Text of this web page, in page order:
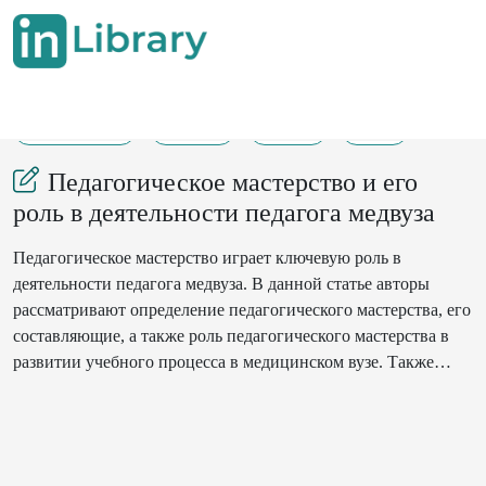
Педагогическое мастерство и его
роль в деятельности педагога медвуза
Педагогическое мастерство играет ключевую роль в
деятельности педагога медвуза. В данной статье авторы
рассматривают определение педагогического мастерства, его
составляющие, а также роль педагогического мастерства в
развитии учебного процесса в медицинском вузе. Также